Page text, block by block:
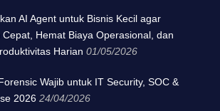
AI Agent untuk Bisnis Kecil agar
Hemat Biaya Operasional, dan
Harian 01/05/2026
Wajib untuk IT Security, SOC &
2026 24/04/2026